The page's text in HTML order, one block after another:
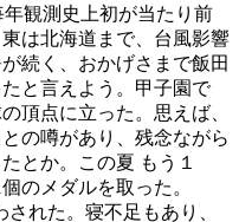
観測史上初が当たり前
は北海道まで、台風影響
続く、おかげさまで飯田
と言えよう。甲子園で
頂点に立った。思えば、
の噂があり、残念ながら
とか。この夏 もう１
のメダルを取った。
れた。寝不足もあり、